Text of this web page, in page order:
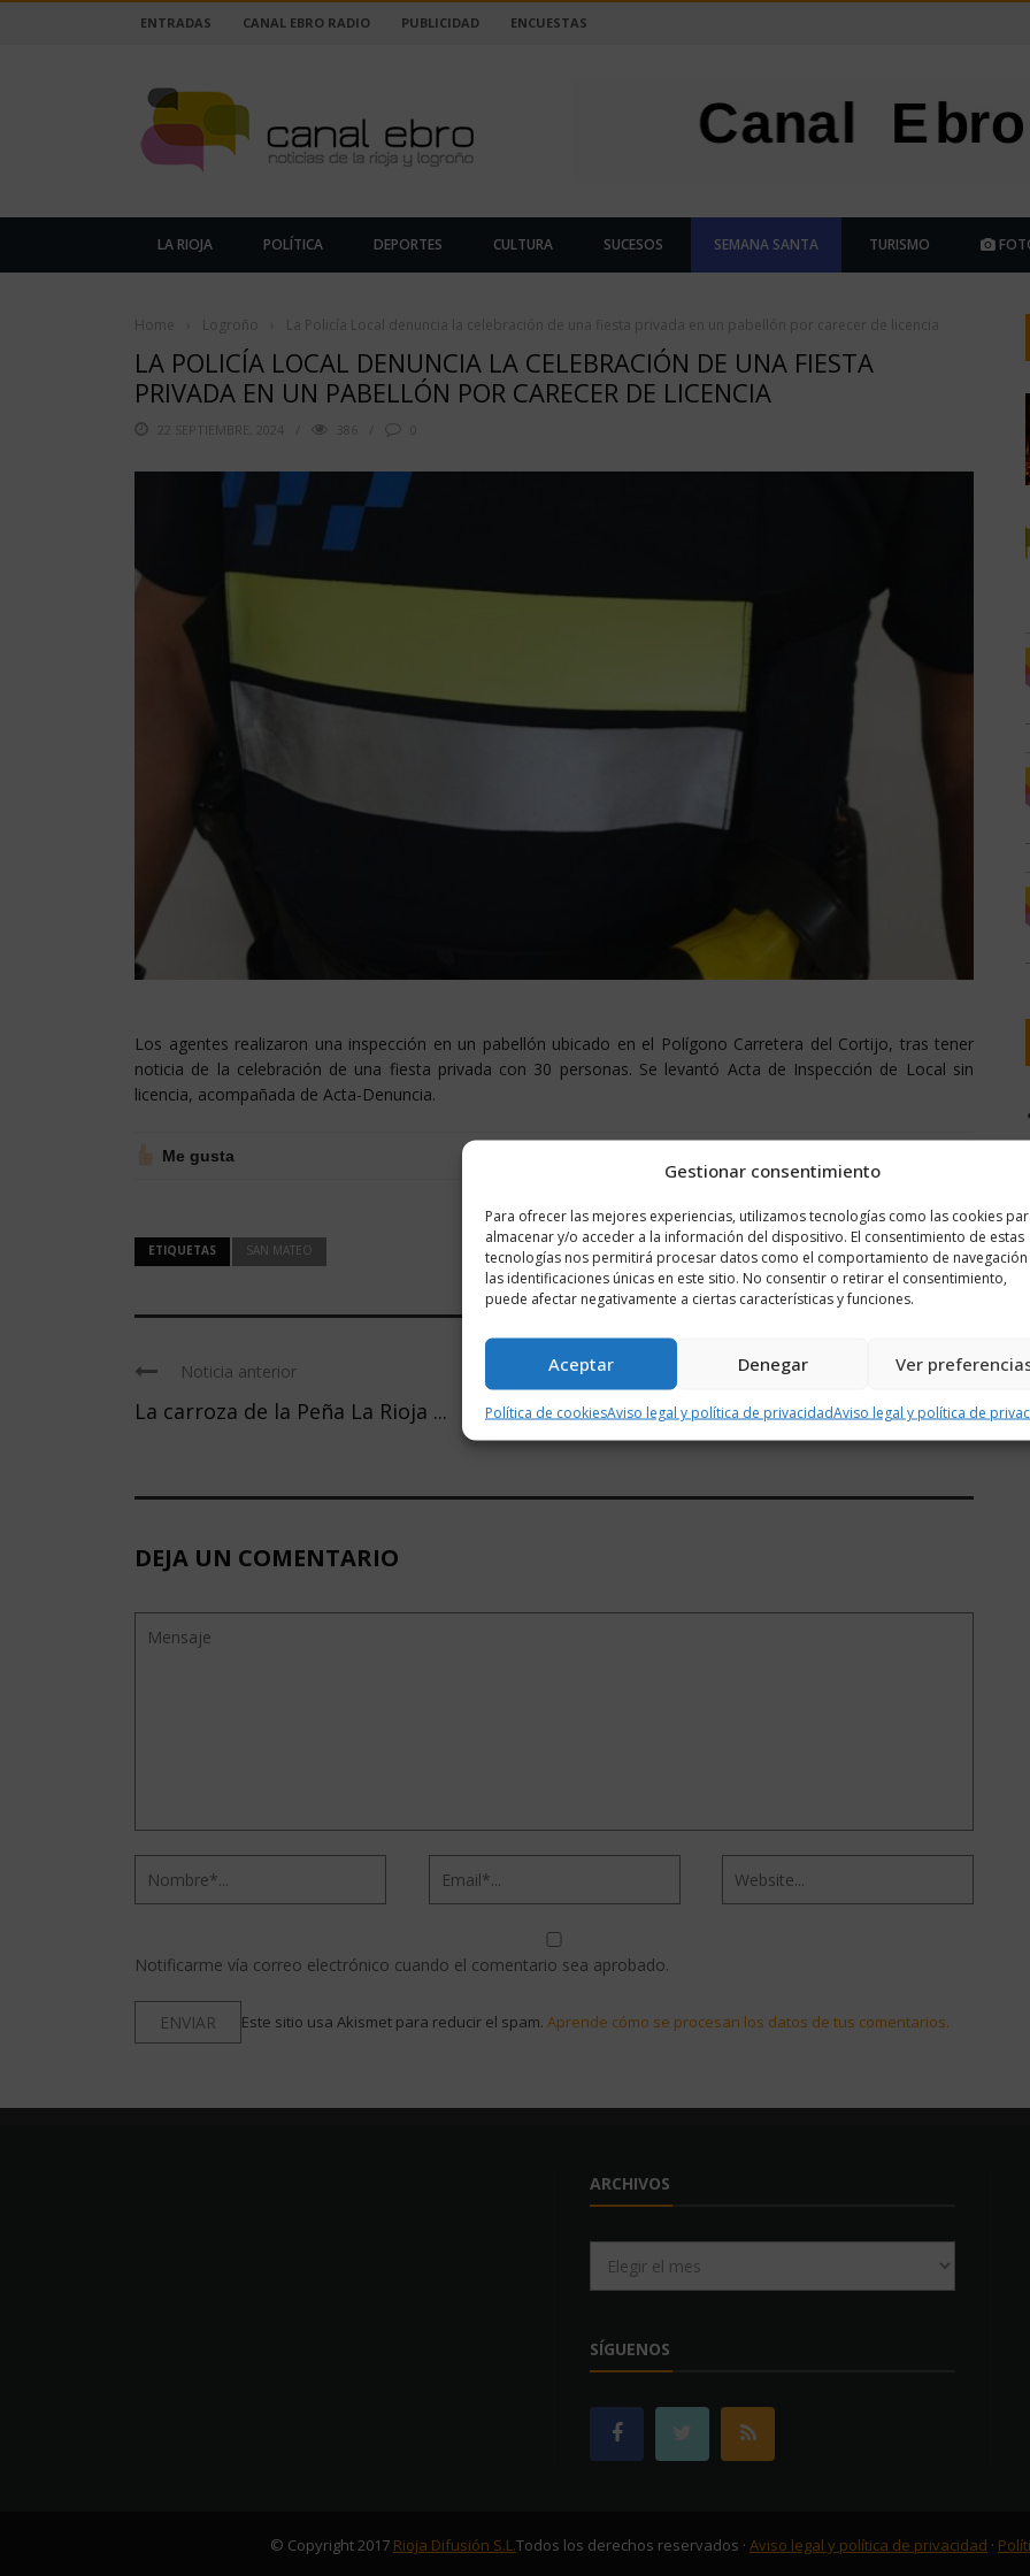
Gestionar consentimiento
Para ofrecer las mejores experiencias, utilizamos tecnologías como las cookies
almacenar y/o acceder a la información del dispositivo. El consentimiento de estas
tecnologías nos permitirá procesar datos como el comportamiento de navegación
las identificaciones únicas en este sitio. No consentir o retirar el consentimiento,
puede afectar negativamente a ciertas características y funciones.
Aceptar Denegar Ver
Política de cookiesAviso legal y política de privacidadAviso legal y política de
ENTRADAS CANAL EBRO RADIO PUBLICIDAD ENCUESTAS
LA RIOJA POLÍTICA DEPORTES CULTURA SUCESOS SEMANA SANTA TURISMO
Home Logroño La Policía Local denuncia la celebración de una fiesta privada en un pabellón por carecer de licencia
LA POLICÍA LOCAL DENUNCIA LA CELEBRACIÓN DE UNA FIESTA
PRIVADA EN UN PABELLÓN POR CARECER DE LICENCIA
22 SEPTIEMBRE, 2024 386
Los agentes realizaron una inspección en un pabellón ubicado en el Polígono Carretera del Cortijo, tras tener
noticia de la celebración de una fiesta privada con 30 personas. Se levantó Acta de Inspección de Local sin
licencia, acompañada de Acta-Denuncia.
Me gusta
ETIQUETAS SAN MATEO
Noticia anterior
La carroza de la Peña La Rioja ...
Noticia siguiente
VÍDEO | `Pisado de la uva´ 2024 ...
DEJA UN COMENTARIO
Notificarme vía correo electrónico cuando el comentario sea aprobado.
Este sitio usa Akismet para reducir el spam. Aprende cómo se procesan los datos de tus comentarios.
ARCHIVOS
SÍGUENOS
© Copyright 2017 Rioja Difusión S.L.Todos los derechos reservados · Aviso legal y política de privacidad ·